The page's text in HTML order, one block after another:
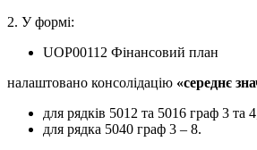
2. У формі:
UOP00112 Фінансовий план
налаштовано консолідацію «середнє
для рядків 5012 та 5016 граф 3 та
для рядка 5040 граф 3 – 8.